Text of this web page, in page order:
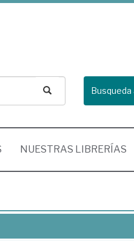
Busqueda
NUESTRAS LIBRERÍAS